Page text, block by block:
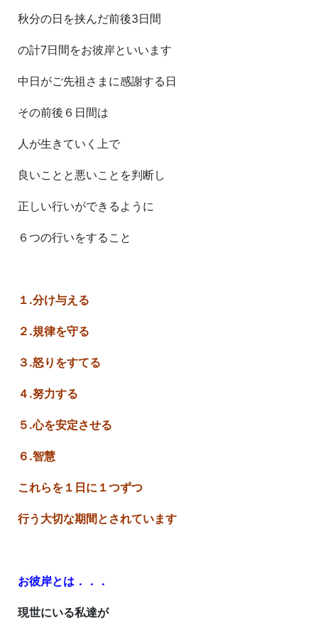
秋分の日を挟んだ前後3日間
の計7日間をお彼岸といいます
中日がご先祖さまに感謝する日
その前後６日間は
人が生きていく上で
良いことと悪いことを判断し
正しい行いができるように
６つの行いをすること
１.分け与える
２.規律を守る
３.怒りをすてる
４.努力する
５.心を安定させる
６.智慧
これらを１日に１つずつ
行う大切な期間とされています
お彼岸とは．．．
現世にいる私達が